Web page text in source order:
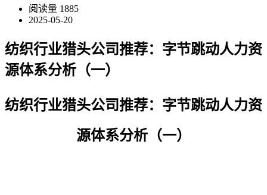
阅读量 1885
2025-05-20
纺织行业猎头公司推荐：字节跳动人力资
源体系分析（一）
纺织行业猎头公司推荐： 字节跳动人力资
源体系分析（一）